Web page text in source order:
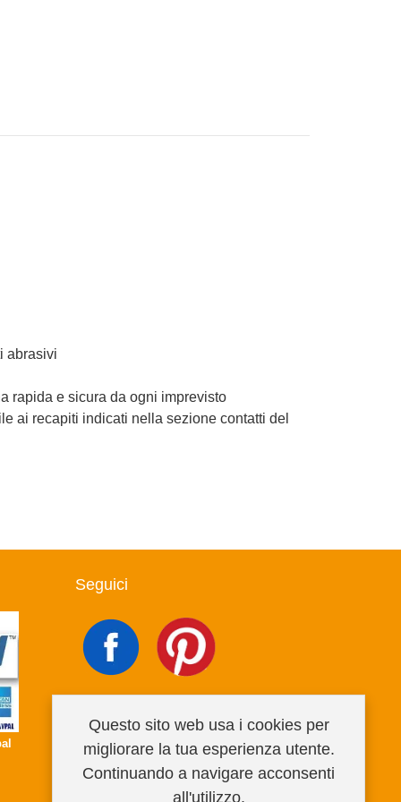
abrasivi
rapida e sicura da ogni imprevisto
ai recapiti indicati nella sezione contatti del
Seguici
Questo sito web usa i cookies per
migliorare la tua esperienza utente.
Continuando a navigare acconsenti
all'utilizzo.